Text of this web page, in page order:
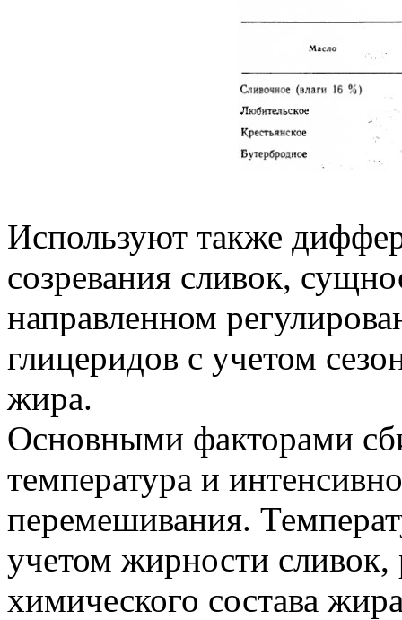
Используют также
созревания сливок,
направленном
глицеридов с учетом
жира.
Основными факторами
температура и
перемешивания.
учетом жирности
химического состава